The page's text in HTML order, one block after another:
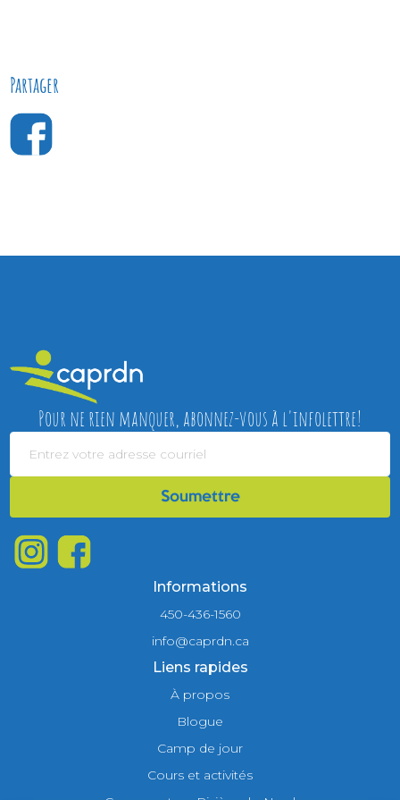
Partager
Pour ne rien manquer, abonnez-vous à l'infolettre!
Informations
450-436-1560
info@caprdn.ca
Liens rapides
À propos
Blogue
Camp de jour
Cours et activités